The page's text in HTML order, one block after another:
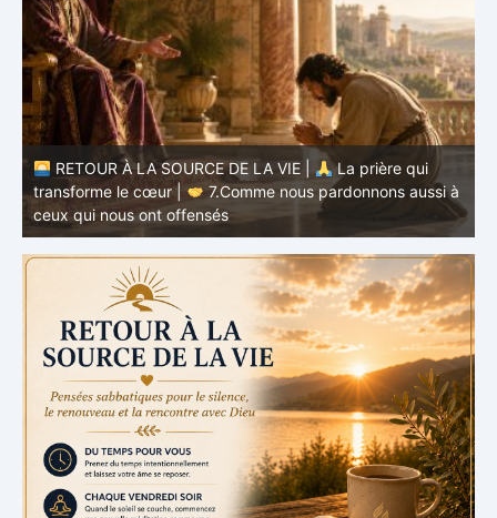
RETOUR À LA SOURCE DE LA VIE |
La prière qui
transforme le cœur |
6.Et pardonne-nous nos offenses